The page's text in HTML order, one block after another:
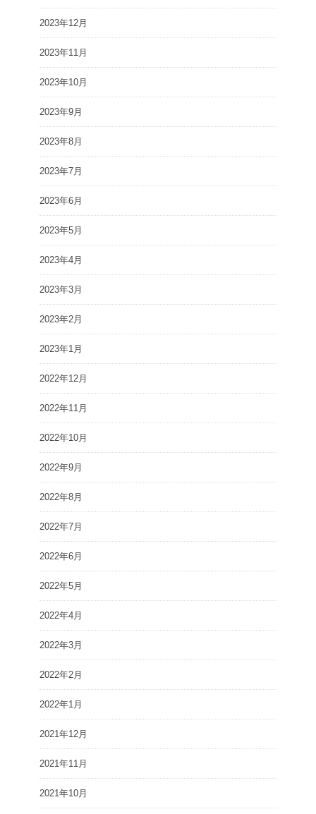
2023年12月
2023年11月
2023年10月
2023年9月
2023年8月
2023年7月
2023年6月
2023年5月
2023年4月
2023年3月
2023年2月
2023年1月
2022年12月
2022年11月
2022年10月
2022年9月
2022年8月
2022年7月
2022年6月
2022年5月
2022年4月
2022年3月
2022年2月
2022年1月
2021年12月
2021年11月
2021年10月